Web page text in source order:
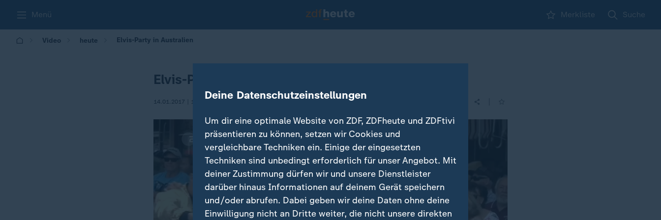
Menü Merkliste Suche
Video heute Elvis-Party in Australien
Elvis-Party in Australien
14.01.2017 | 12:45 Deine Datenschutzeinstellungen
Um dir eine optimale Website von ZDF, ZDFheute und ZDFtivi
präsentieren zu können, setzen wir Cookies und
vergleichbare Techniken ein. Einige der eingesetzten
Techniken sind unbedingt erforderlich für unser Angebot. Mit
deiner Zustimmung dürfen wir und unsere Dienstleister
darüber hinaus Informationen auf deinem Gerät speichern
und/oder abrufen. Dabei geben wir deine Daten ohne deine
Einwilligung nicht an Dritte weiter, die nicht unsere direkten